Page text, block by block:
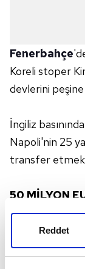
Reddet
Fenerbahçe
Koreli stoper
devlerini
İngiliz
Napoli'nin 25
transfer
50 MİLYON
VAR